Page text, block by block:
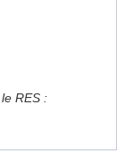
RES :